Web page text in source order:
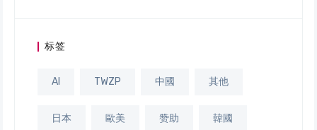
标签
AI TWZP 中國 其他
日本 歐美 赞助 韓國